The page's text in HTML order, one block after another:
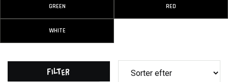
GREEN RED
WHITE
Filter